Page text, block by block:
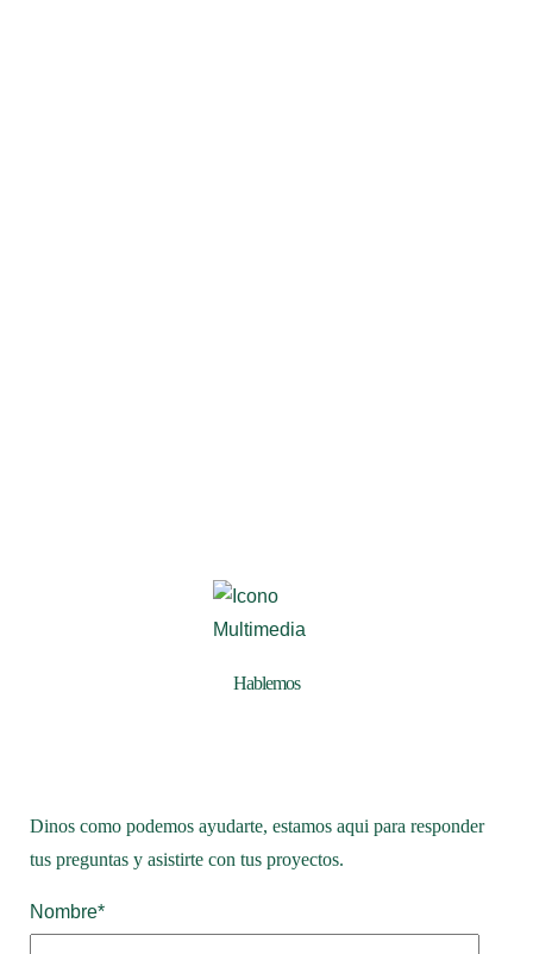
Hablemos
Dinos como podemos ayudarte, estamos aqui para responder
tus preguntas y asistirte con tus proyectos.
Nombre*